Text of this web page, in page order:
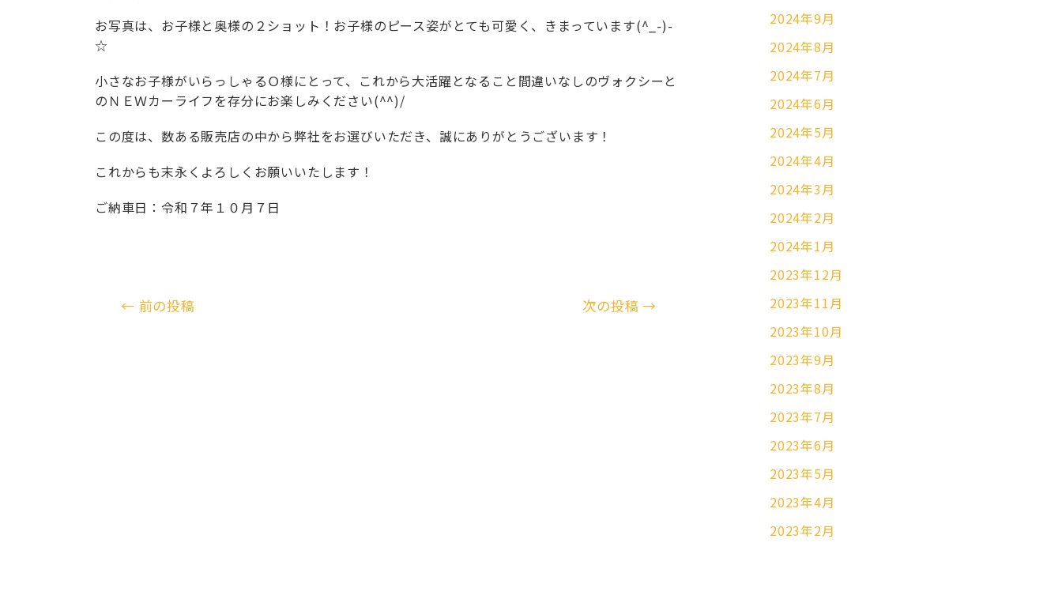
お写真は、お子様と奥様の２ショット！お子様のピース姿がとても可愛く、きまっています(^_-)-
☆
小さなお子様がいらっしゃるＯ様にとって、これから大活躍となること間違いなしのヴォクシーと
のＮＥＷカーライフを存分にお楽しみください(^^)/
この度は、数ある販売店の中から弊社をお選びいただき、誠にありがとうございます！
これからも末永くよろしくお願いいたします！
ご納車日：令和７年１０月７日
← 前の投稿 次の投稿→
2024年9月
2024年8月
2024年7月
2024年6月
2024年5月
2024年4月
2024年3月
2024年2月
2024年1月
2023年12月
2023年11月
2023年10月
2023年9月
2023年8月
2023年7月
2023年6月
2023年5月
2023年4月
2023年2月